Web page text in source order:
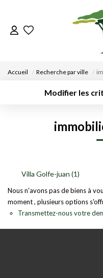
DÉPOSEZ
NOUS
Accueil Recherche par ville
Modifier les
Villa Golfe-juan (1)
Nous n'avons pas de biens à
moment , plusieurs options
Transmettez-nous votre